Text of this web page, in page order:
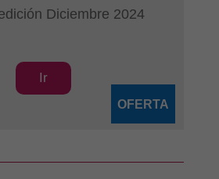
Diciembre 2024
Ir
OFERTA